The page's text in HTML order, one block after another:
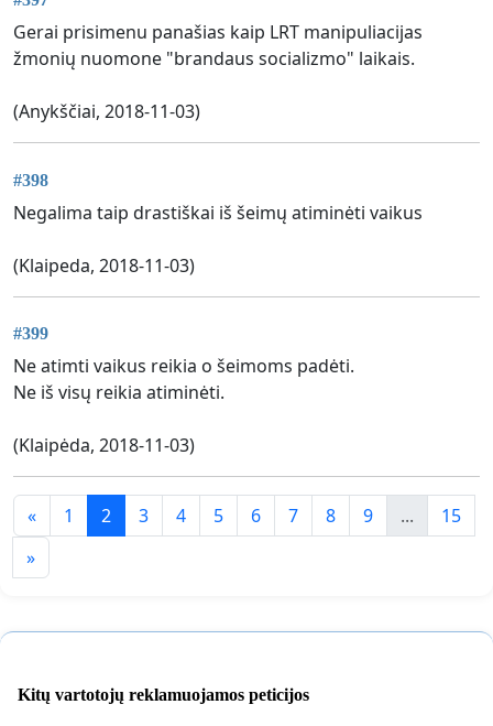
Gerai prisimenu panašias kaip LRT manipuliacijas
žmonių nuomone "brandaus socializmo" laikais.
(Anykščiai, 2018-11-03)
#398
Negalima taip drastiškai iš šeimų atiminėti vaikus
(Klaipeda, 2018-11-03)
#399
Ne atimti vaikus reikia o šeimoms padėti.
Ne iš visų reikia atiminėti.
(Klaipėda, 2018-11-03)
« 1 2 3 4 5 6 7 8 9 ...
15
»
Kitų vartotojų reklamuojamos peticijos